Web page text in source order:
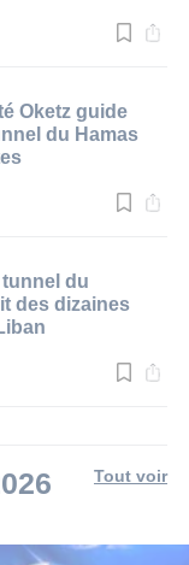
Oketz guide
du Hamas
du
des dizaines
Tout voir